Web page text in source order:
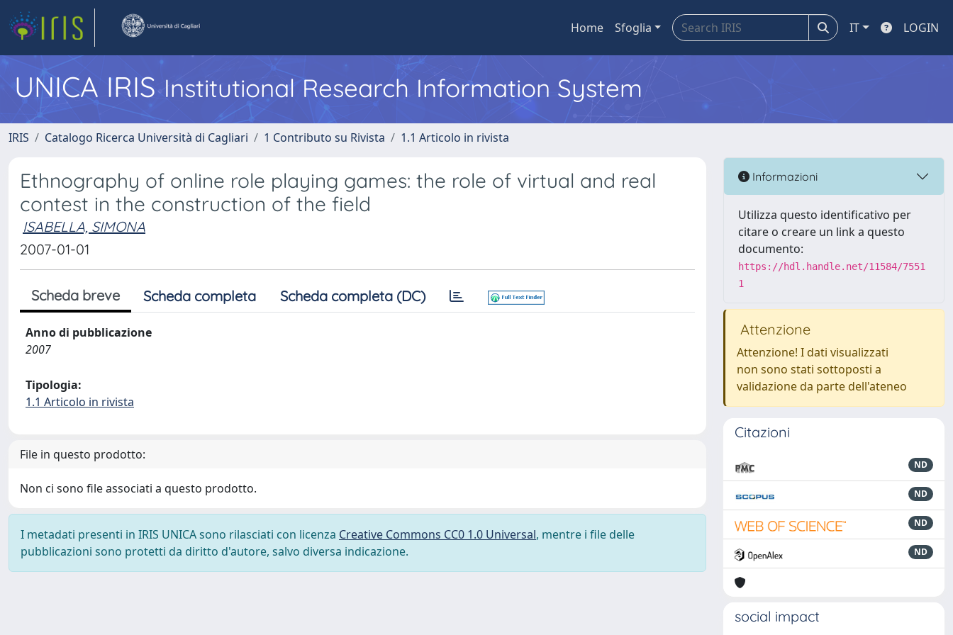
Home Sfoglia IT LOGIN
UNICA IRISInstitutional Research Information System
IRIS Catalogo Ricerca Università di Cagliari 1 Contributo su Rivista 1.1 Articolo in rivista
Ethnography of online role playing games: the role of virtual and real
contest in the construction of the field
ISABELLA, SIMONA
2007-01-01
Scheda breve Scheda completa Scheda completa (DC)
Anno di pubblicazione
2007
Tipologia:
1.1 Articolo in rivista
File in questo prodotto:
Non ci sono file associati a questo prodotto.
I metadati presenti in IRIS UNICA sono rilasciati con licenza Creative Commons CC0 1.0 Universal, mentre i file delle
pubblicazioni sono protetti da diritto d'autore, salvo diversa indicazione.
Informazioni
Utilizza questo identificativo per
citare o creare un link a questo
documento:
https://hdl.handle.net/11584/7551
1
Attenzione
Attenzione! I dati visualizzati
non sono stati sottoposti a
validazione da parte dell'ateneo
Citazioni
ND
ND
ND
ND
social impact